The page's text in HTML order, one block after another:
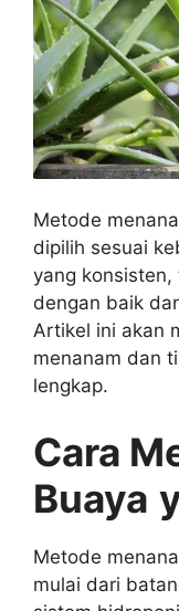
Metode
dipilih sesuai
yang
dengan baik
Artikel ini akan
menanam dan
lengkap.
Cara
Buaya
Metode
mulai dari